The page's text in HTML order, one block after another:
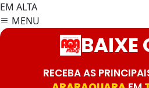
EM ALTA
MENU
BAIXE
RECEBA AS